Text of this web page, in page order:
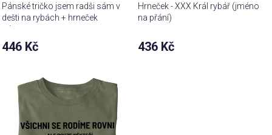
Pánské tričko jsem radši sám v
dešti na rybách + hrneček
zdarma
446 Kč
Hrneček - XXX Král rybář (jméno
na přání)
436 Kč